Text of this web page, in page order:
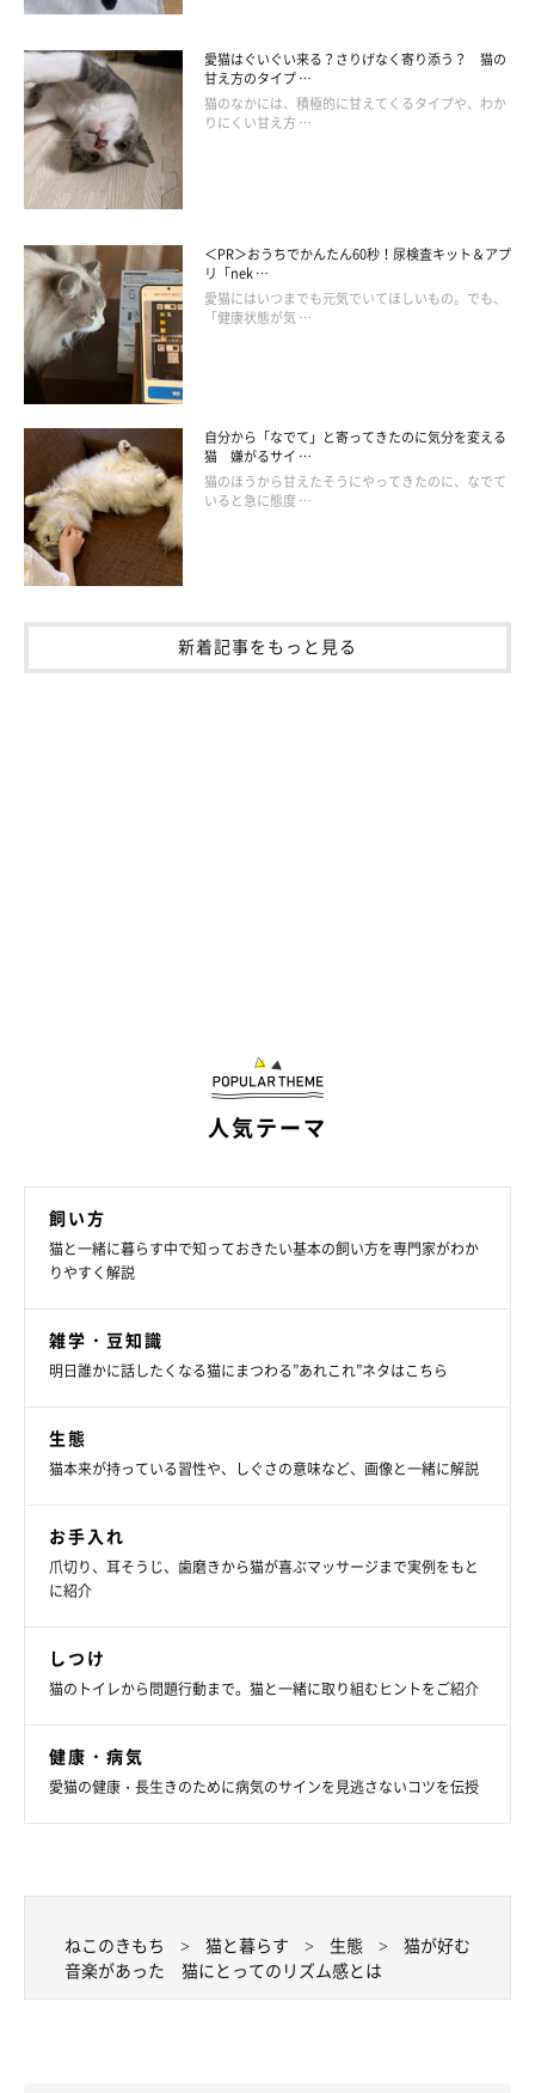
愛猫が好きな曲は飼い主さんがつくれる
猫は自分にとって嬉しいことと音を結びつけて覚える習性があり
ます。
そのため、音楽が流れているときにおやつを与えたり、遊んだり
すると、その音楽が流れているときは嬉しいことがあると覚え、
これを利用して、引っ越したときや通院のときなど、猫が苦手な
シチュエーションでその音楽を流すことで、ストレスを大きく軽
※写真はスマホアプリ「いぬ・ねこのきもち」で投稿されたもの
※記事と写真に関連性はありませんので予めご了承ください。
愛猫はぐいぐい来る？さりげなく寄り添う？ 猫の
甘え方のタイプ …
猫のなかには、積極的に甘えてくるタイプや、わか
りにくい甘え方 …
＜PR＞おうちでかんたん60秒！尿検査キット＆アプ
リ「nek …
愛猫にはいつまでも元気でいてほしいもの。でも、
「健康状態が気 …
自分から「なでて」と寄ってきたのに気分を変える
猫 嫌がるサイ …
猫のほうから甘えたそうにやってきたのに、なでて
いると急に態度 …
新着記事をもっと見る
人気テーマ
飼い方
猫と一緒に暮らす中で知っておきたい基本の飼い方を専門家がわか
りやすく解説
雑学・豆知識
明日誰かに話したくなる猫にまつわる”あれこれ”ネタはこちら
生態
猫本来が持っている習性や、しぐさの意味など、画像と一緒に解説
お手入れ
爪切り、耳そうじ、歯磨きから猫が喜ぶマッサージまで実例をもと
に紹介
しつけ
猫のトイレから問題行動まで。猫と一緒に取り組むヒントをご紹介
健康・病気
愛猫の健康・長生きのために病気のサインを見逃さないコツを伝授
ねこのきもち 猫と暮らす 生態
猫が好む
音楽があった 猫にとってのリズム感とは